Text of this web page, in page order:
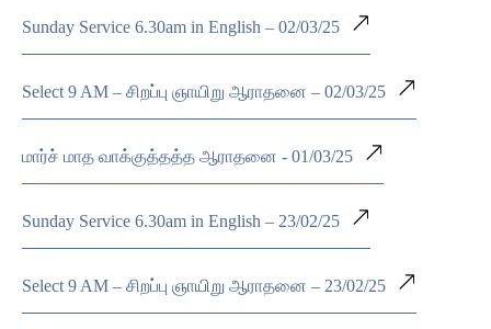
Sunday Service 6.30am in English – 02/03/25
Select 9 AM – சிறப்பு ஞாயிறு ஆராதனை – 02/03/25
மார்ச் மாத வாக்குத்தத்த ஆராதனை - 01/03/25
Sunday Service 6.30am in English – 23/02/25
Select 9 AM – சிறப்பு ஞாயிறு ஆராதனை – 23/02/25